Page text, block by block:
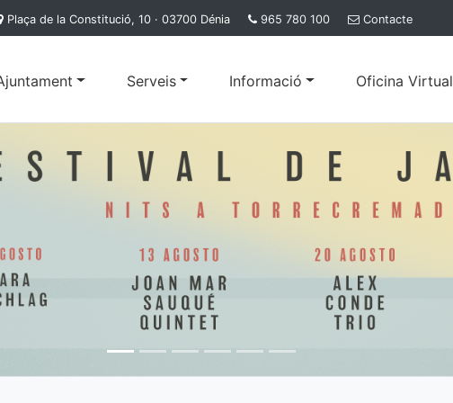
Plaça de la Constitució, 10 · 03700 Dénia 965 780 100 Contacte
Serveis Informació Oficina Virtual